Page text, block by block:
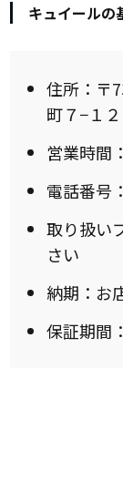
キュイールの
住所：〒
町７−１
営業時間
電話番号：
取り扱い
さい
納期：お
保証期間